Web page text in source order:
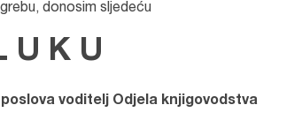
donosim sljedeću
U K U
voditelj Odjela knjigovodstva